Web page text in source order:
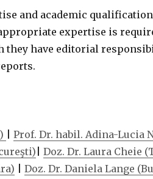
and academic
expertise is
they have editorial
Prof. Dr. habil. Adina-Lucia
Doz. Dr. Laura Cheie
Doz. Dr. Daniela Lange